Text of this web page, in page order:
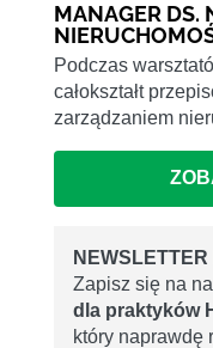
MANAGER DS.
Podczas
całokształt
zarządzaniem
NEWSLETTER
Zapisz się na
dla praktyków
który naprawdę